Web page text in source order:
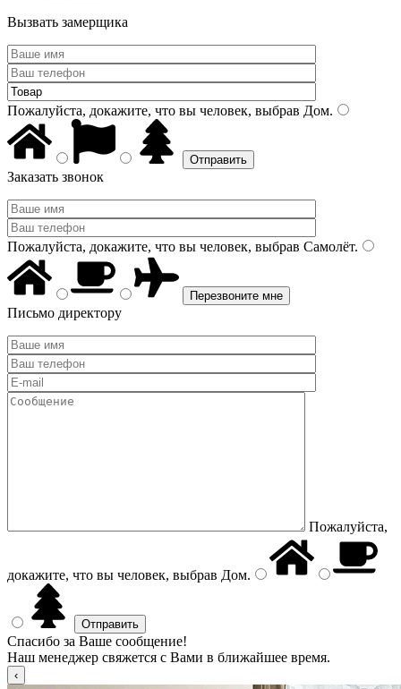
Вызвать замерщика
Пожалуйста, докажите, что вы человек, выбрав Дом.
Заказать звонок
Пожалуйста, докажите, что вы человек, выбрав Самолёт.
Письмо директору
Пожалуйста,
докажите, что вы человек, выбрав Дом.
Спасибо за Ваше сообщение!
Наш менеджер свяжется с Вами в ближайшее время.